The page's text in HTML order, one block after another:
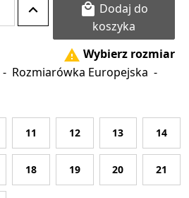

koszyka
 Wybierz rozmiar
- Rozmiarówka Europejska -
11 12 13 14
18 19 20 21